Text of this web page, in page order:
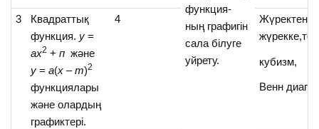
функция-
ның графигін
сала білуге
уйрету.
3
Квадраттық
функция. у =
ах2 +п және
у =а(х –т)2
функциялары
және олардың
графиктері.
4
Жүректен
кубизм,
Венн